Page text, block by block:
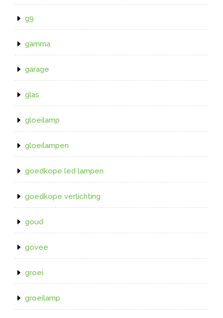
g9
gamma
garage
glas
gloeilamp
gloeilampen
goedkope led lampen
goedkope verlichting
goud
govee
groei
groeilamp